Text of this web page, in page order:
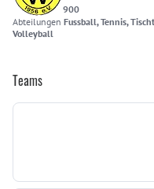
900
Abteilungen Fussball, Tennis,
Volleyball
Teams